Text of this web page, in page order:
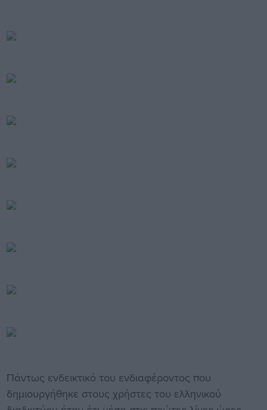
Πάντως ενδεικτικό του ενδιαφέροντος που
δημιουργήθηκε στους χρήστες του ελληνικού